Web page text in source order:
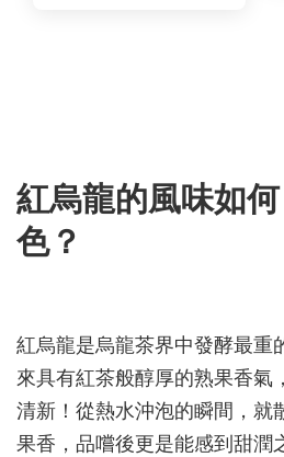
紅烏龍的風味如
色？
紅烏龍是烏龍茶界中發酵最重
來具有紅茶般醇厚的熟果香氣
清新！從熱水沖泡的瞬間，就
果香，品嚐後更是能感到甜潤